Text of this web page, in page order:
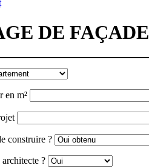
DE FAÇADE
en m²
construire ?
?